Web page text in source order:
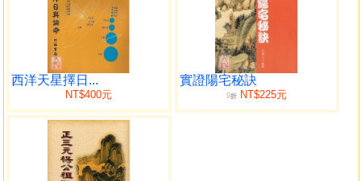
父母三般卦註釋
引證父母三般卦
北斗七星打劫法
零正二神
斗轉星移
先決條件
三元九運
西洋天星擇日...
NT$400元
實證陽宅秘訣
9折 NT$225元